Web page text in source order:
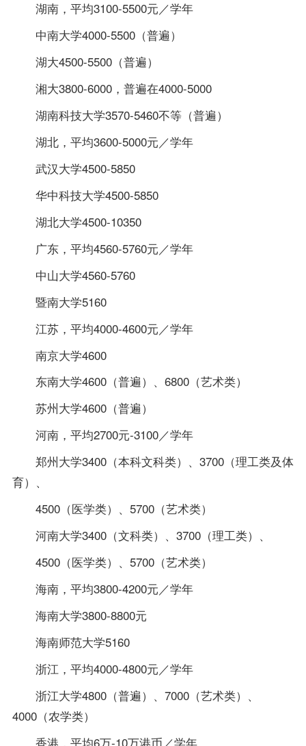
湖南，平均3100-5500元／学年
中南大学4000-5500（普遍）
湖大4500-5500（普遍）
湘大3800-6000，普遍在4000-5000
湖南科技大学3570-5460不等（普遍）
湖北，平均3600-5000元／学年
武汉大学4500-5850
华中科技大学4500-5850
湖北大学4500-10350
广东，平均4560-5760元／学年
中山大学4560-5760
暨南大学5160
江苏，平均4000-4600元／学年
南京大学4600
东南大学4600（普遍）、6800（艺术类）
苏州大学4600（普遍）
河南，平均2700元-3100／学年
郑州大学3400（本科文科类）、3700（理工类及体
育）、
4500（医学类）、5700（艺术类）
河南大学3400（文科类）、3700（理工类）、
4500（医学类）、5700（艺术类）
海南，平均3800-4200元／学年
海南大学3800-8800元
海南师范大学5160
浙江，平均4000-4800元／学年
浙江大学4800（普遍）、7000（艺术类）、
4000（农学类）
香港，平均6万-10万港币／学年